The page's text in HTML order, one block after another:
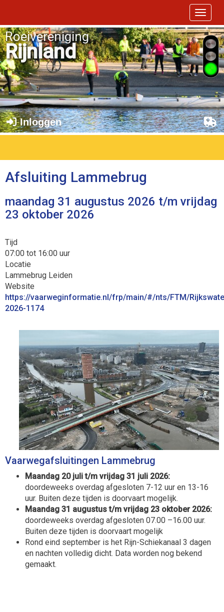
Toggle
Roeivereniging
Rijnland
Inloggen
Afsluiting Lammebrug
maandag 31 augustus 2026 t/m vrijdag
23 oktober 2026
Tijd
07:00 tot 16:00 uur
Locatie
Lammebrug Leiden
Website
https://vaarweginformatie.nl/frp/main/#/nts/FTM/
2026-1174
Vaarwegafsluitingen Lammebrug
Maandag 20 juli t/m vrijdag 31 juli 2026:
doordeweeks overdag afgesloten 7-12 uur en 13-16
uur. Buiten deze tijden is doorvaart mogelijk.
Maandag 31 augustus t/m vrijdag 23 oktober 2026:
doordeweeks overdag afgesloten 07.00 –16.00 uur.
Buiten deze tijden is doorvaart mogelijk
Rond eind september is het Rijn-Schiekanaal 3 dagen
en nachten volledig dicht. Data worden nog bekend
gemaakt.